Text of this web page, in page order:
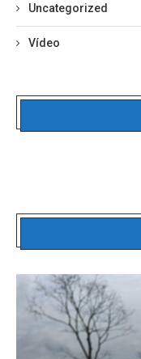
Uncategorized
Vídeo